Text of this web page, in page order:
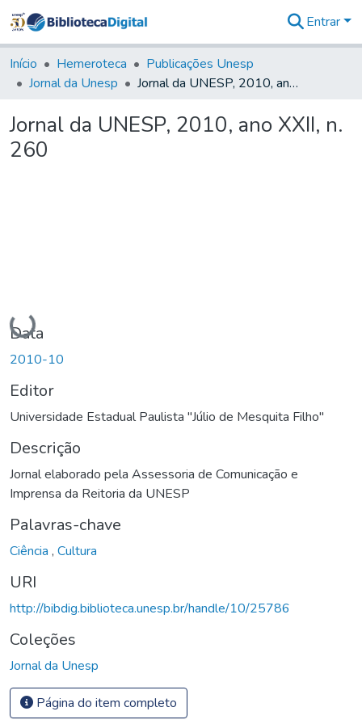
&
Coleções
Tudo na
Digital
Entrar
Início Hemeroteca
Publicações Unesp
Jornal da Unesp
Jornal da UNESP, 2010, ano XXII, n. 260
Jornal da UNESP, 2010, ano XXII, n.
260
Carregando...
Data
2010-10
Editor
Universidade Estadual Paulista "Júlio de Mesquita Filho"
Descrição
Jornal elaborado pela Assessoria de Comunicação e
Imprensa da Reitoria da UNESP
Palavras-chave
Ciência , Cultura
URI
http://bibdig.biblioteca.unesp.br/handle/10/25786
Coleções
Jornal da Unesp
Página do item completo